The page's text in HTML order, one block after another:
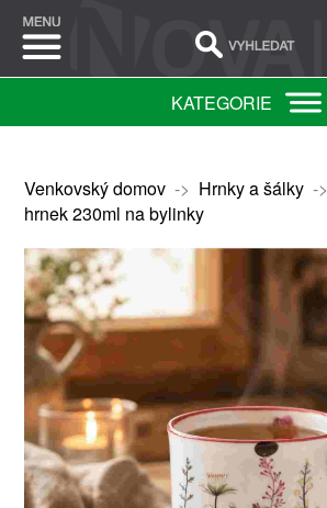
KATEGORIE
Venkovský domov-> Hrnky a šálky->
hrnek 230ml na bylinky